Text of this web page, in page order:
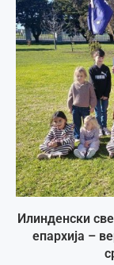
Илинденски
епархија –